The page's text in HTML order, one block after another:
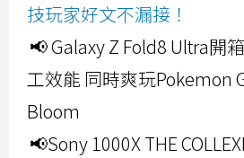
技玩家好文不漏接！
📢 Galaxy Z Fold8 Ultra開
工效能 同時爽玩Pokemon
Bloom
📢Sony 1000X THE